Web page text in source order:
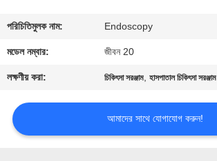
গুণমান
নিয়ন্ত্রণ
আমাদের
সাথে
পরিচিতিমুলক নাম: Endoscopy
মডেল নম্বার: জীবন 20
লক্ষণীয় করা: চিকিৎসা সরঞ্জাম,হাসপাতাল চিকিৎসা সরঞ্জাম
আমাদের সাথে যোগাযোগ করুন!